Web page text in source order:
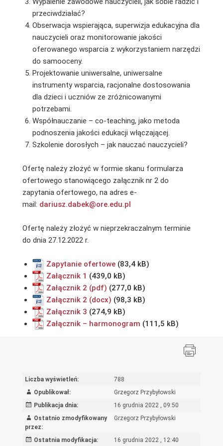
przeciwdziałać?
Obserwacja wspierająca, superwizja edukacyjna dla
nauczycieli oraz monitorowanie jakości
oferowanego wsparcia z wykorzystaniem narzędzi
do samooceny.
Projektowanie uniwersalne, uniwersalne
instrumenty wsparcia, racjonalne dostosowania
dla dzieci i uczniów ze zróżnicowanymi
potrzebami.
Współnauczanie – co-teaching, jako metoda
podnoszenia jakości edukacji włączającej.
Szkolenie dorosłych – jak nauczać nauczycieli?
Ofertę należy złożyć w formie skanu formularza
ofertowego stanowiącego załącznik nr 2 do
zapytania ofertowego, na adres e-
mail: dariusz.dabek@ore.edu.pl
Ofertę należy złożyć w nieprzekraczalnym terminie
do dnia 27.12.2022 r.
Zapytanie ofertowe
Załącznik 1
Załącznik 2 (pdf)
Załącznik 2 (docx)
Załącznik 3
Załącznik – harmonogram
Liczba wyświetleń:
788
Opublikował:
Grzegorz Przybyłowski
Publikacja dnia:
16 grudnia 2022 , 09:50
Ostatnio zmodyfikowany
przez:
Grzegorz Przybyłowski
Ostatnia modyfikacja: 16 grudnia 2022 , 12:40